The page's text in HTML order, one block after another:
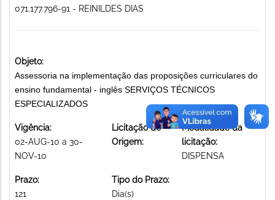
071.177.796-91 - REINILDES DIAS
Objeto:
Assessoria na implementação das proposições curriculares do
ensino fundamental - inglês SERVIÇOS TÉCNICOS
ESPECIALIZADOS
Vigência:
02-AUG-10 a 30-
NOV-10
Licitação de
Origem:
Modalidade da
licitação:
DISPENSA
Prazo:
121
Tipo do Prazo:
Dia(s)